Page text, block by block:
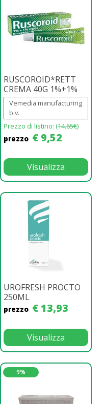
RUSCOROID*RETT
CREMA 40G 1%+1%
Vemedia manufacturing
b.v.
Prezzo di listino: (14.65€)
prezzo € 9,52
Visualizza
UROFRESH PROCTO
250ML
prezzo € 13,93
Visualizza
9%